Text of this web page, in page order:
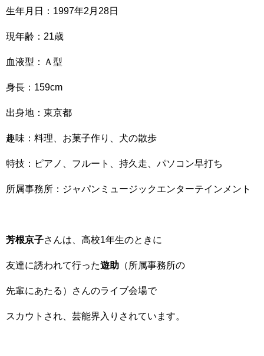
生年月日：1997年2月28日
現年齢：21歳
血液型：Ａ型
身長：159cm
出身地：東京都
趣味：料理、お菓子作り、犬の散歩
特技：ピアノ、フルート、持久走、パソコン早打ち
所属事務所：ジャパンミュージックエンターテインメント
芳根京子さんは、高校1年生のときに
友達に誘われて行った遊助 （所属事務所の
先輩にあたる）さんのライブ会場で
スカウトされ、芸能界入りされています。